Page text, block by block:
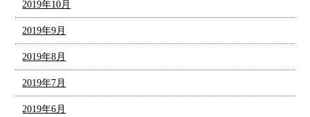
2019年10月
2019年9月
2019年8月
2019年7月
2019年6月